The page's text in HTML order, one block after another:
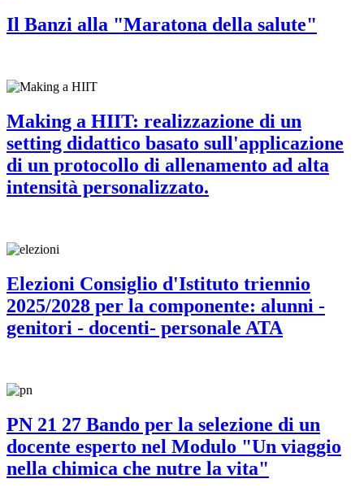
Il Banzi alla "Maratona della salute"
Making a HIIT: realizzazione di un
setting didattico basato sull'applicazione
di un protocollo di allenamento ad alta
intensità personalizzato.
Elezioni Consiglio d'Istituto triennio
2025/2028 per la componente: alunni -
genitori - docenti- personale ATA
PN 21 27 Bando per la selezione di un
docente esperto nel Modulo "Un viaggio
nella chimica che nutre la vita"